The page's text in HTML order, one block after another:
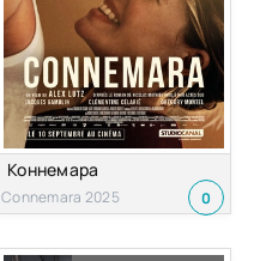
Коннемара
Connemara 2025 0